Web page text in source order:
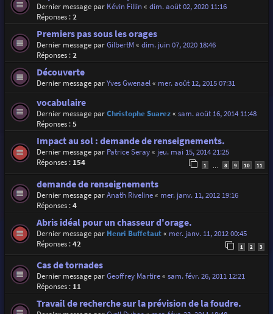
Dernier message par Kévin Fillin« dim. août 02, 2020 11:16
Réponses :2
Premiers pas sous les orages
Dernier message parGilbertM« dim. juin 07, 2020 18:46
Réponses :2
Découverte
Dernier message parYves Gwenael« mer. août 12, 2015 07:31
vocabulaire
Dernier message parChristophe Suarez« sam. août 16, 2014 11:48
Réponses :5
Impact au sol : demande de renseignements.
Dernier message par Patrice Seray« jeu. mai 15, 2014 21:25
Réponses : 154 1 8 9 10 11
demande de renseignements
Dernier message parAnath Riveline« mer. janv. 11, 2012 19:16
Réponses :4
Abris idéal pour un chasseur d'orage.
Dernier message par Henri Buffetaut« mer. janv. 11, 2012 00:45
Réponses :42 1 2 3
Cas de tornades
Dernier message parGeoffrey Martire« sam. févr. 26, 2011 12:21
Réponses : 11
Travail de recherche sur la prévision de la foudre.